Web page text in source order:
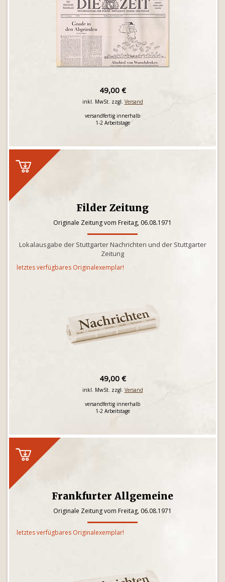
49,00 €
inkl. MwSt. zzgl. Versand
versandfertig innerhalb
1-2 Arbeitstage
Filder Zeitung
Originale Zeitung vom Freitag, 06.08.1971
Lokalausgabe der Stuttgarter Nachrichten und der Stuttgarter
Zeitung
letztes verfügbares Originalexemplar!
49,00 €
inkl. MwSt. zzgl. Versand
versandfertig innerhalb
1-2 Arbeitstage
Frankfurter Allgemeine
Originale Zeitung vom Freitag, 06.08.1971
letztes verfügbares Originalexemplar!